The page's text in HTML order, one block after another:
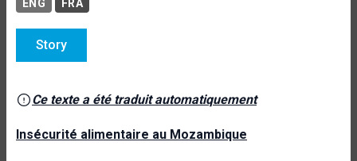
ENG FRA
Story
Ce texte a été traduit automatiquement
Insécurité alimentaire au Mozambique